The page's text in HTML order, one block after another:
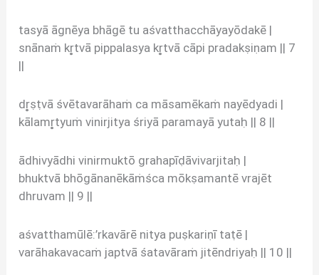
tasyā āgnēya bhāgē tu aśvatthacchāyayōdakē |
snānaṁ kr̥tvā pippalasya kr̥tvā cāpi pradakṣiṇam || 7
||
dr̥ṣṭvā śvētavarāhaṁ ca māsamēkaṁ nayēdyadi |
kālamr̥tyuṁ vinirjitya śriyā paramayā yutaḥ || 8 ||
ādhivyādhi vinirmuktō grahapīḍāvivarjitaḥ |
bhuktvā bhōgānanēkāṁśca mōkṣamantē vrajēt
dhruvam || 9 ||
aśvatthamūlē:’rkavārē nitya puṣkariṇī taṭē |
varāhakavacaṁ japtvā śatavāraṁ jitēndriyaḥ || 10 ||